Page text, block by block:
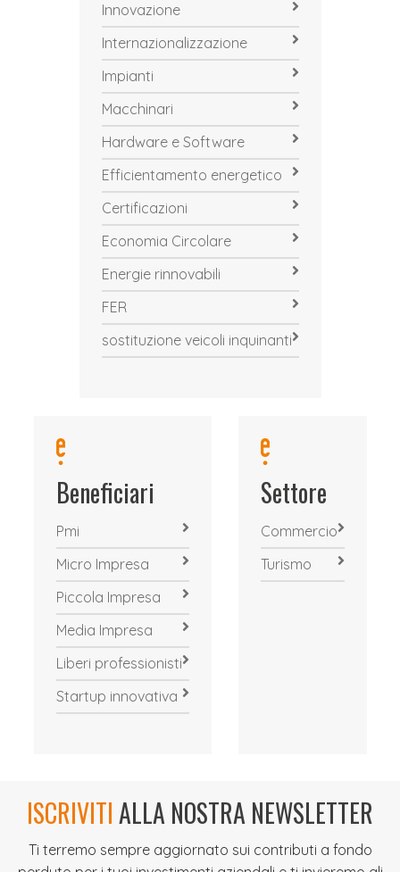
Innovazione
Internazionalizzazione
Impianti
Macchinari
Hardware e Software
Efficientamento energetico
Certificazioni
Economia Circolare
Energie rinnovabili
FER
sostituzione veicoli inquinanti
Beneficiari
Pmi
Micro Impresa
Piccola Impresa
Media Impresa
Liberi professionisti
Startup innovativa
Settore
Commercio
Turismo
ISCRIVITIALLA NOSTRA NEWSLETTER
Ti terremo sempre aggiornato sui contributi a fondo